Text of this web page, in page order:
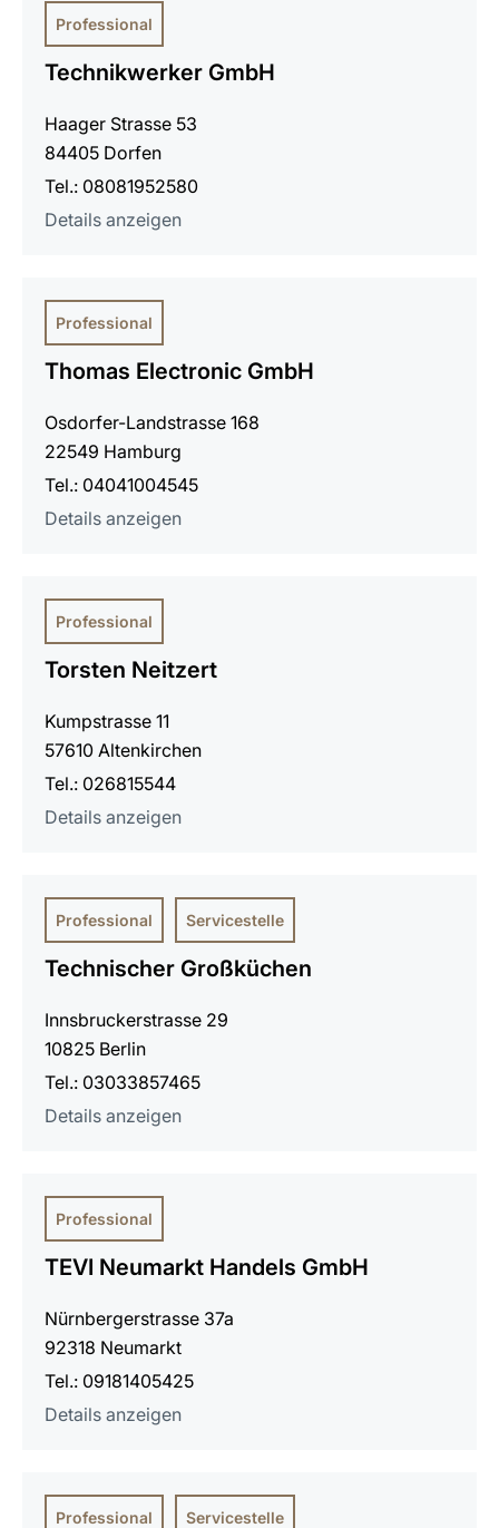
Professional
Technikwerker GmbH
Haager Strasse 53
84405 Dorfen
Tel.: 08081952580
Details anzeigen
Professional
Thomas Electronic GmbH
Osdorfer-Landstrasse 168
22549 Hamburg
Tel.: 04041004545
Details anzeigen
Professional
Torsten Neitzert
Kumpstrasse 11
57610 Altenkirchen
Tel.: 026815544
Details anzeigen
Professional Servicestelle
Technischer Großküchen
Innsbruckerstrasse 29
10825 Berlin
Tel.: 03033857465
Details anzeigen
Professional
TEVI Neumarkt Handels GmbH
Nürnbergerstrasse 37a
92318 Neumarkt
Tel.: 09181405425
Details anzeigen
Professional Servicestelle